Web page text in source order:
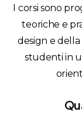
I corsi sono
teoriche e
design e
studenti in